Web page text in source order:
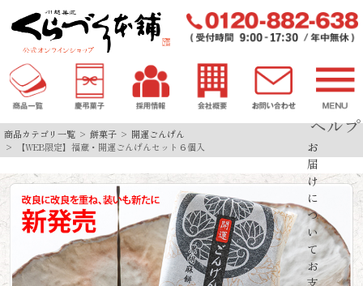
ヘルプ
お
届
け
に
つ
い
て
お
商品カテゴリ一覧 餅菓子
開運ごんげん
【WEB限定】福蔵・開運ごんげんセット６個入